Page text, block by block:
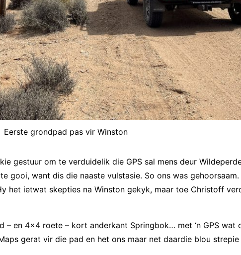
Eerste grondpad pas vir Winston
gestuur om te verduidelik die GPS sal mens deur
gooi, want dis die naaste vulstasie. So ons was
het ietwat skepties na Winston gekyk, maar toe Christoff
– en 4×4 roete – kort anderkant Springbok… met ‘n GPS wat
gerat vir die pad en het ons maar net daardie blou